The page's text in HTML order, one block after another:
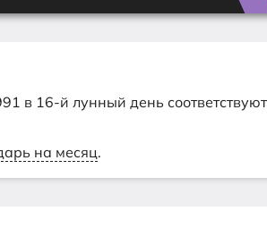
в 16-й лунный день
на месяц.